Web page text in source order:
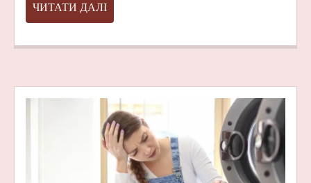
ЧИТАТИ ДАЛІЧИТАТИ
ДАЛІ